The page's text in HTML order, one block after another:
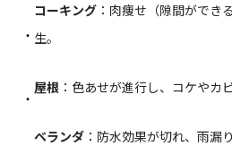
コーキング ：肉痩せ（隙間ができ
生。
屋根 ：色あせが進行し、コケやカ
ベランダ ：防水効果が切れ、雨漏